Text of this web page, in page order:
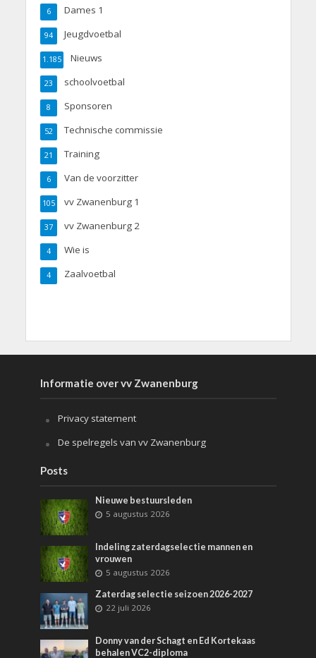
Dames 1
6
Jeugdvoetbal
94
Nieuws
1.185
schoolvoetbal
23
Sponsoren
8
Technische commissie
52
Training
21
Van de voorzitter
6
vv Zwanenburg 1
105
vv Zwanenburg 2
37
Wie is
4
Zaalvoetbal
4
Informatie over vv Zwanenburg
Privacy statement
De spelregels van vv Zwanenburg
Posts
Nieuwe bestuursleden
5 augustus 2026
Indeling zaterdagselectie mannen en
vrouwen
5 augustus 2026
Zaterdag selectie seizoen 2026-2027
22 juli 2026
Donny van der Schagt en Ed Kortekaas
behalen VC2-diploma